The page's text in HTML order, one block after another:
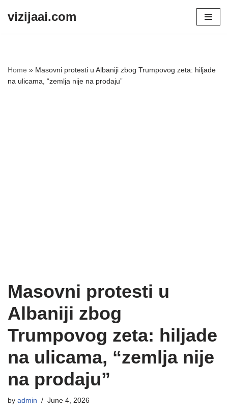
vizijaai.com
Home » Masovni protesti u Albaniji zbog Trumpovog zeta: hiljade
na ulicama, “zemlja nije na prodaju”
Masovni protesti u
Albaniji zbog
Trumpovog zeta: hiljade
na ulicama, “zemlja nije
na prodaju”
by admin June 4, 2026